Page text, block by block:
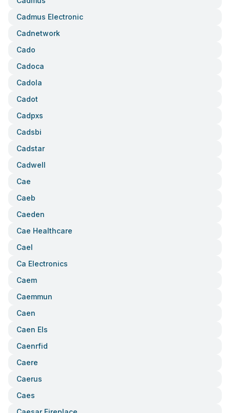
Cadmus Electronic
Cadnetwork
Cado
Cadoca
Cadola
Cadot
Cadpxs
Cadsbi
Cadstar
Cadwell
Cae
Caeb
Caeden
Cae Healthcare
Cael
Ca Electronics
Caem
Caemmun
Caen
Caen Els
Caenrfid
Caere
Caerus
Caes